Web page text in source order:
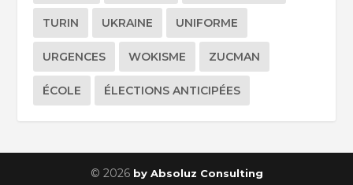
TURIN UKRAINE UNIFORME
URGENCES WOKISME ZUCMAN
ÉCOLE ÉLECTIONS ANTICIPÉES
© 2026 by Absoluz Consulting